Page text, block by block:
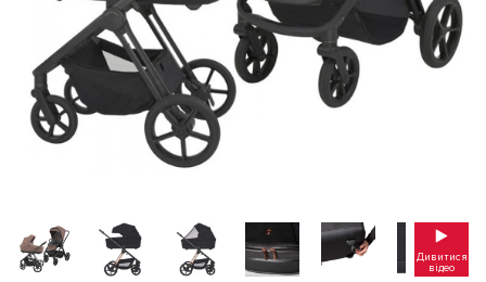
Дивитися
відео